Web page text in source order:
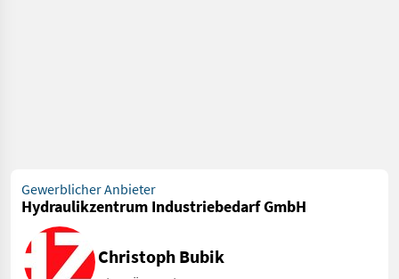
Gewerblicher Anbieter
Hydraulikzentrum Industriebedarf GmbH
Christoph Bubik